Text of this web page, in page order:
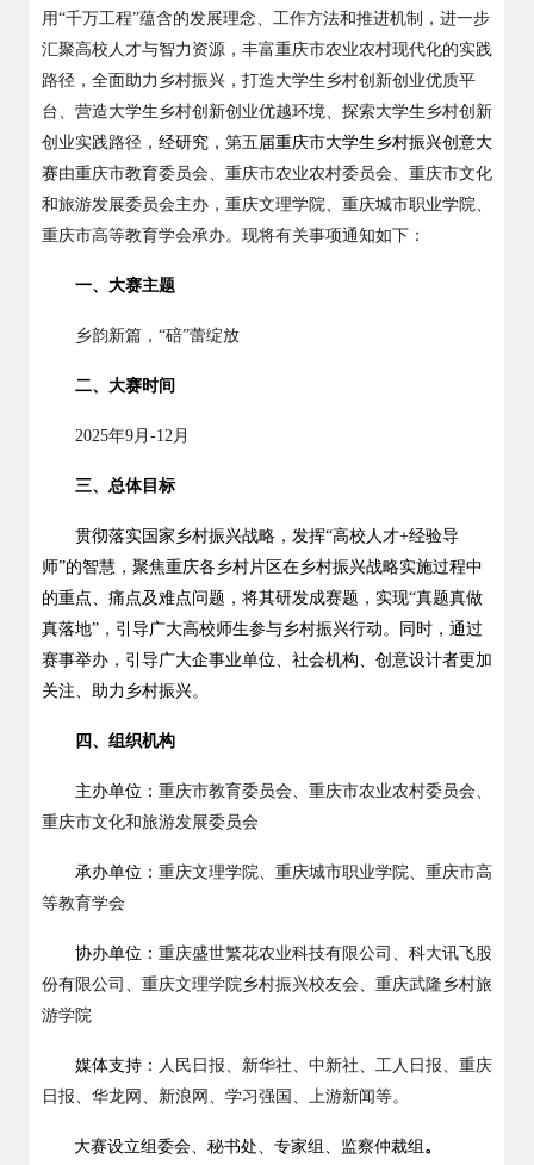
用“千万工程”蕴含的发展理念、工作方法和推进机制，进一步
汇聚高校人才与智力资源，丰富重庆市农业农村现代化的实践
路径，全面助力乡村振兴，打造大学生乡村创新创业优质平
台、营造大学生乡村创新创业优越环境、探索大学生乡村创新
创业实践路径， 经研究， 第五届重庆市大学生乡村振兴创意大
赛由重庆市教育委员会、重庆市农业农村委员会、重庆市文化
和旅游发展委员会主办，重庆文理学院、重庆城市职业学院、
重庆市高等教育学会承办。 现将有关事项通知如下：
一、大赛主题
乡韵新篇 ， “碚”蕾绽放
二、大赛时间
2025年9月 -12月
三、总体目标
贯彻落实国家乡村振兴战略，发挥“高校人才+经验导
师”的智慧，聚焦重庆各乡村片区在乡村振兴战略实施过程中
的重点、痛点及难点问题，将其研发成赛题，实现“真题真做
真落地” ，引导广大高校师生参与乡村振兴行动。同时，通过
赛事举办，引导广大企事业单位、社会机构、创意设计者更加
关注、助力乡村振兴。
四、组织机构
主办单位： 重庆市教育委员会、重庆市农业农村委员会、
重庆市文化和旅游发展委员会
承办单位： 重庆文理学院、重庆城市职业学院、重庆市高
等教育学会
协办单位： 重庆盛世繁花农业科技有限公司 、 科大讯飞股
份有限公司 、 重庆文理学院乡村振兴校友会、重庆武隆乡村旅
游学院
媒体支持： 人民日报、新华社、中新社、工人日报、重庆
日报、华龙网、新浪网、学习强国、上游新闻等。
大赛设立组委会、秘书处、 专家组 、监察仲裁组 。